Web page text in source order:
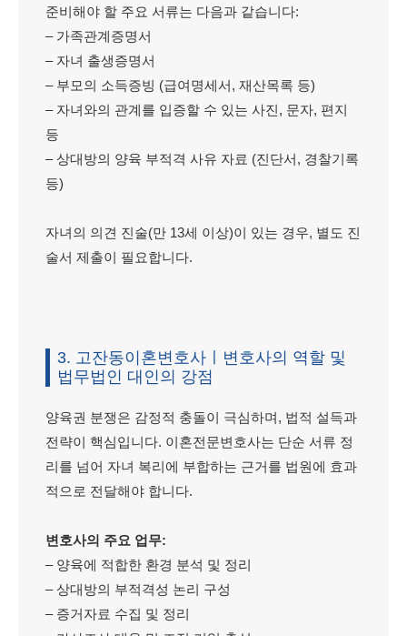
준비해야 할 주요 서류는 다음과 같습니다:
– 가족관계증명서
– 자녀 출생증명서
– 부모의 소득증빙 (급여명세서, 재산목록 등)
– 자녀와의 관계를 입증할 수 있는 사진, 문자, 편지
등
– 상대방의 양육 부적격 사유 자료 (진단서, 경찰기록
등)
자녀의 의견 진술(만 13세 이상)이 있는 경우, 별도 진
술서 제출이 필요합니다.
3. 고잔동이혼변호사ㅣ변호사의 역할 및
법무법인 대인의 강점
양육권 분쟁은 감정적 충돌이 극심하며, 법적 설득과
전략이 핵심입니다. 이혼전문변호사는 단순 서류 정
리를 넘어 자녀 복리에 부합하는 근거를 법원에 효과
적으로 전달해야 합니다.
변호사의 주요 업무:
– 양육에 적합한 환경 분석 및 정리
– 상대방의 부적격성 논리 구성
– 증거자료 수집 및 정리